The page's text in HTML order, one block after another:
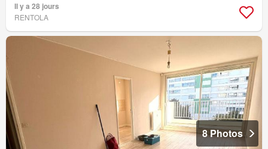
Il y a 28 jours
RENTOLA
8 Photos